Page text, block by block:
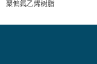
聚偏氟乙烯树脂